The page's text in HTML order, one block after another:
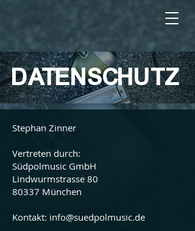
DATENSCHUTZ
Stephan Zinner
Vertreten durch:
Südpolmusic GmbH
Lindwurmstrasse 80
80337 München
Kontakt: info@suedpolmusic.de